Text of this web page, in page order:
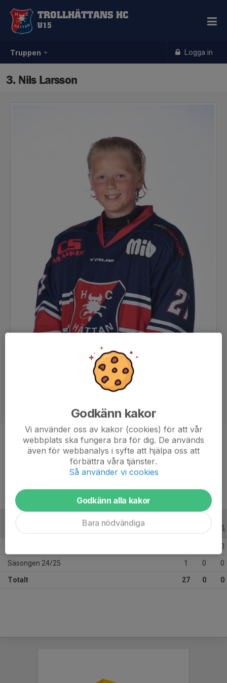
Truppen Logga in
TROLLHÄTTANS HC
U15
3. Nils Larsson
Position
Forward
13 år
ALLA ÅR
0
Säsongen 24/25 1 0 0
Totalt 27 0 0
Godkänn kakor
Vi använder oss av kakor (cookies) för att vår
webbplats ska fungera bra för dig. De används
även för webbanalys i syfte att hjälpa oss att
förbättra våra tjänster.
Så använder vi cookies
Godkänn alla kakor
Bara nödvändiga